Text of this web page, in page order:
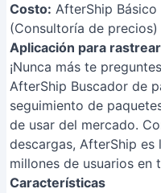
Costo: AfterShip
(Consultoría de precios)
Aplicación para
¡Nunca más te
AfterShip Buscador de
seguimiento de
de usar del mercado.
descargas, AfterShip
millones de usuarios en
Características